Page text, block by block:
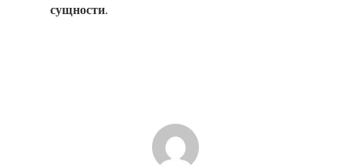
сущности.